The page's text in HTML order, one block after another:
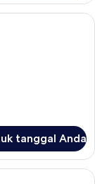
antialergi, tirai
tanggal Anda
1 Tempat Tidur